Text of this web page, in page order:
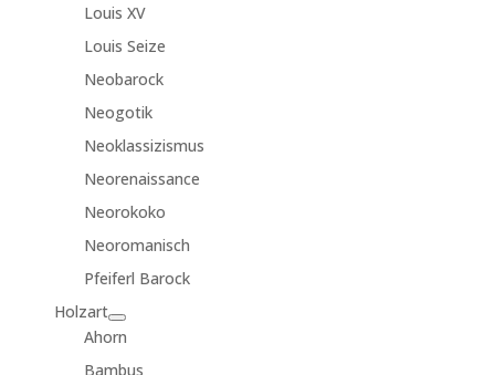
Louis XV
Louis Seize
Neobarock
Neogotik
Neoklassizismus
Neorenaissance
Neorokoko
Neoromanisch
Pfeiferl Barock
Holzart
Ahorn
Bambus